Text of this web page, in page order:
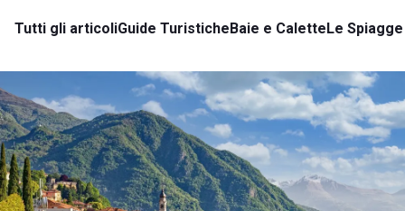
Tutti gli articoliGuide TuristicheBaie e CaletteLe